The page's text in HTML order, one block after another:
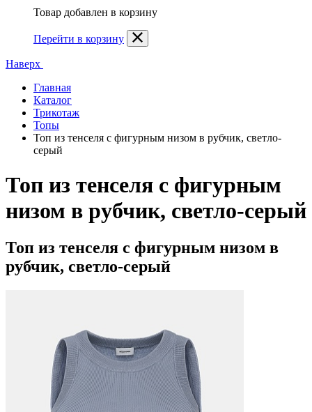
Товар добавлен в корзину
Перейти в корзину
Наверх
Главная
Каталог
Трикотаж
Топы
Топ из тенселя с фигурным низом в рубчик, светло-
серый
Топ из тенселя с фигурным
низом в рубчик, светло-серый
Топ из тенселя с фигурным низом в
рубчик, светло-серый